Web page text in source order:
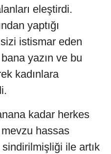
eleştirdi.
yaptığı
istismar eden
yazın ve bu
kadınlara
kadar herkes
hassas
ile artık